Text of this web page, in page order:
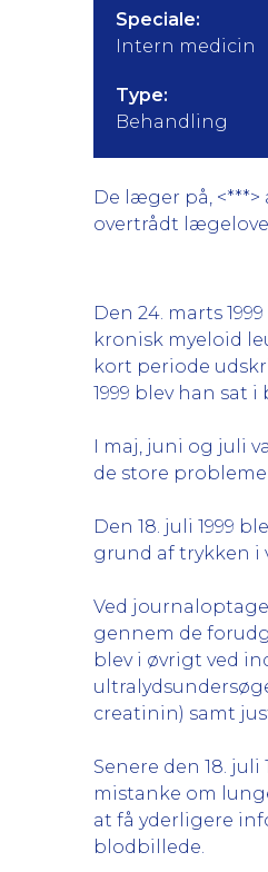
Speciale:
Intern medicin
Type:
Behandling
De læger på, <***>
overtrådt
Den 24. marts
kronisk myeloid
kort periode
1999 blev han sat
I maj, juni og juli
de store
Den 18. juli 1999
grund af trykken i
Ved
gennem de
blev i øvrigt ved
creatinin) samt
Senere den 18.
mistanke om
at få yderligere
blodbillede.